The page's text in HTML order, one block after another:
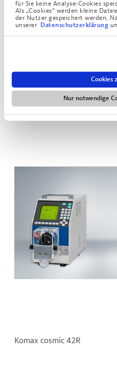
für Sie keine Analyse-Cookies
Als „Cookies“ werden kleine
der Nutzer gespeichert werden.
unserer Datenschutzerklärung
Cookies
Nur notwendige
Komax cosmic 48R
Komax cosmic 42R